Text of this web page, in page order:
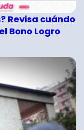
Revisa cuándo
Bono Logro